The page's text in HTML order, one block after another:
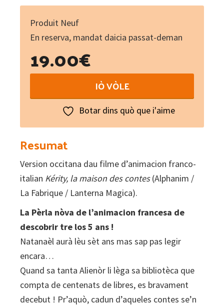
Produit Neuf
En reserva, mandat daicia passat-deman
19.00€
:
quantity
IÒ VÒLE
Botar dins quò que i'aime
Resumat
Version occitana dau filme d’animacion franco-
italian Kérity, la maison des contes(Alphanim /
La Fabrique / Lanterna Magica).
La Pèrla nòva de l’animacion francesa de
descobrir tre los 5 ans !
Natanaèl aurà lèu sèt ans mas sap pas legir
encara…
Quand sa tanta Alienòr li lèga sa bibliotèca que
compta de centenats de libres, es bravament
decebut ! Pr’aquò, cadun d’aqueles contes se’n